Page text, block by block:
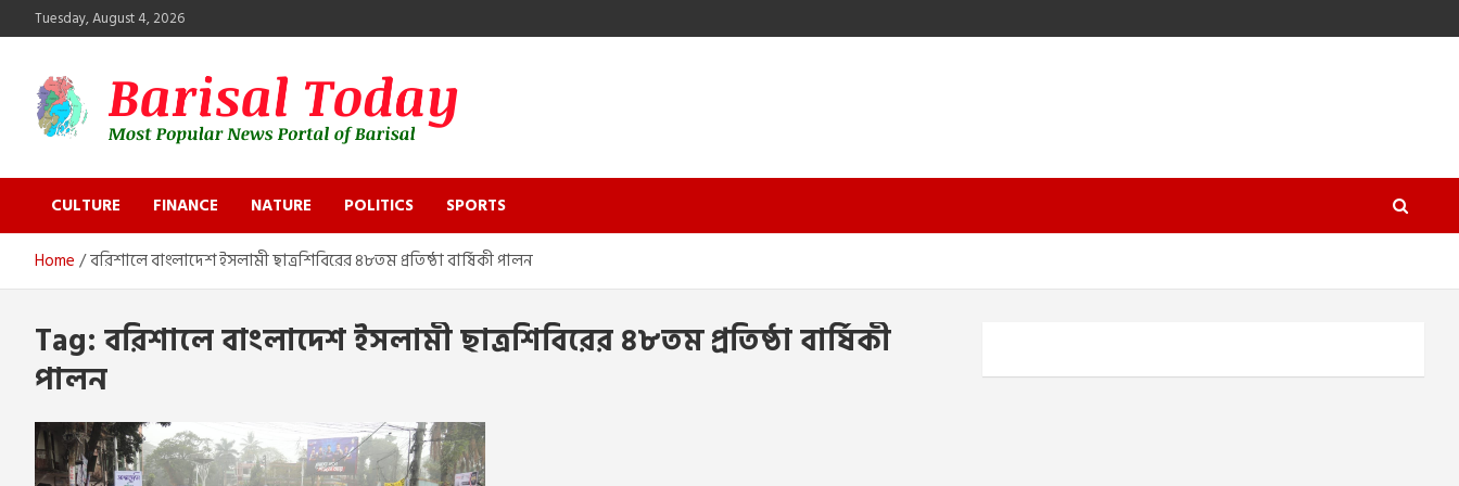
to
Tuesday, August 4, 2026
Barisal Today
CULTURE
FINANCE NATURE POLITICS SPORTS
Home বরিশালে বাংলাদেশ ইসলামী ছাত্রশিবিরের ৪৮তম প্রতিষ্ঠা বার্ষিকী পালন
Tag: বরিশালে বাংলাদেশ ইসলামী ছাত্রশিবিরের ৪৮তম প্রতিষ্ঠা বার্ষিকী
পালন